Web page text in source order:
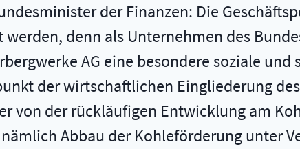
der Finanzen: Die
denn als Unternehmen des
AG eine besondere soziale
der wirtschaftlichen Eingliederung
von der rückläufigen Entwicklung am
Abbau der Kohleförderung unter